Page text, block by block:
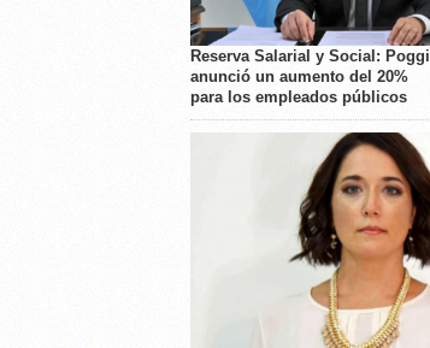
Reserva Salarial y Social: Poggi
anunció un aumento del 20%
para los empleados públicos